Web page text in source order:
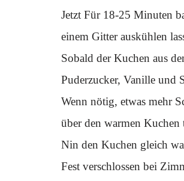
Jetzt Für 18-25 Minuten
einem Gitter auskühlen
Sobald der Kuchen aus
Puderzucker, Vanille und
Wenn nötig, etwas mehr
über den warmen Kuchen
Nin den Kuchen gleich
Fest verschlossen bei